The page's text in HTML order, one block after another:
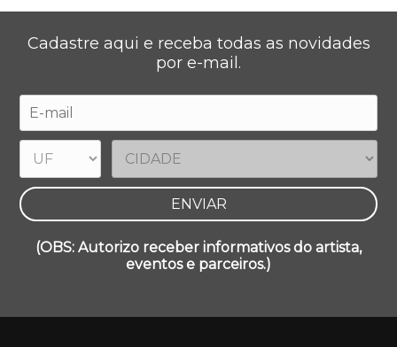
Cadastre aqui e receba todas as novidades
por e-mail.
(OBS: Autorizo receber informativos do artista,
eventos e parceiros.)